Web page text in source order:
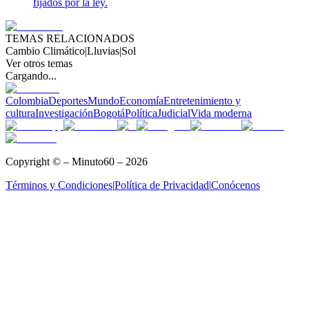
fijados por la ley.
TEMAS RELACIONADOS
Cambio Climático|Lluvias|Sol
Ver otros temas
Cargando...
ColombiaDeportesMundoEconomíaEntretenimiento y
culturaInvestigaciónBogotáPolíticaJudicialVida moderna
Copyright © – Minuto60 – 2026
Términos y Condiciones|Política de Privacidad|Conócenos